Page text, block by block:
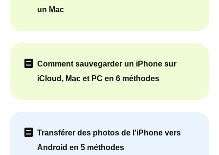
un Mac
Comment sauvegarder un iPhone sur
iCloud, Mac et PC en 6 méthodes
Transférer des photos de l'iPhone vers
Android en 5 méthodes